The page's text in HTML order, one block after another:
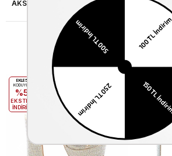
AKSESUAR ONARIMI
Benzer Ürünler
EKLE5
KODUYLA
%5
EKSTRA
İNDİRİM
KODUYLA
%5
EKSTRA